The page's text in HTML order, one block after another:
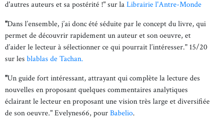
d'autres auteurs et sa postérité !" sur laLibrairie l'Antre-Monde
"Dans l’ensemble, j’ai donc été séduite par le concept du livre, qui
permet de découvrir rapidement un auteur et son oeuvre, et
d’aider le lecteur à sélectionner ce qui pourrait l’intéresser." 15/20
sur les blablas de Tachan.
"Un guide fort intéressant, attrayant qui complète la lecture des
nouvelles en proposant quelques commentaires analytiques
éclairant le lecteur en proposant une vision très large et diversifiée
de son oeuvre." Evelynes66, pourBabelio.